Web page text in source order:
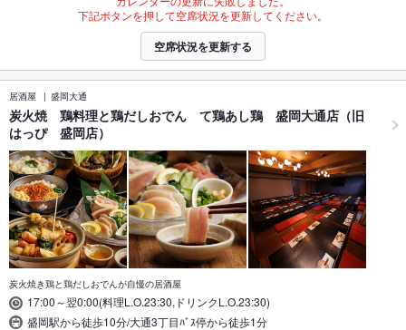
下記ボタンを押して空席状況を更新してください。
空席状況を更新する
居酒屋 盛岡大通
炭火焼 鶏料理と鶏だしおでん て鶏あし鶏 盛岡大通店（旧
はっぴ 盛岡店）
炭火焼き鶏と鶏だしおでんが自慢の居酒屋
17:00～翌0:00(料理L.O.23:30,ドリンクL.O.23:30)
盛岡駅から徒歩10分/大通3丁目ﾊﾞｽ停から徒歩1分